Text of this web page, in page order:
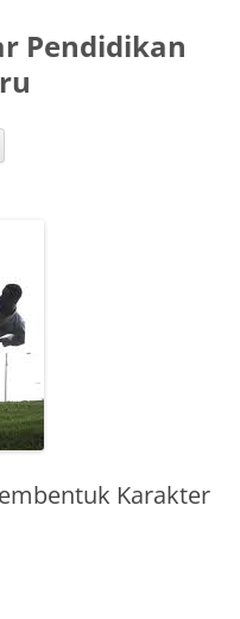
Pendidikan
Karakter